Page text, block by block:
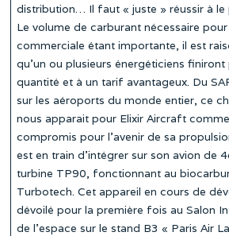
distribution… Il faut « juste » réussir à le
Le volume de carburant nécessaire
commerciale étant importante, il est
qu’un ou plusieurs énergéticiens
quantité et à un tarif avantageux. Du
sur les aéroports du monde entier, ce
nous apparait pour Elixir Aircraft
compromis pour l’avenir de sa
est en train d’intégrer sur son avion de
turbine TP90, fonctionnant au
Turbotech. Cet appareil en cours de
dévoilé pour la première fois au Salon
de l’espace sur le stand B3 « Paris Air